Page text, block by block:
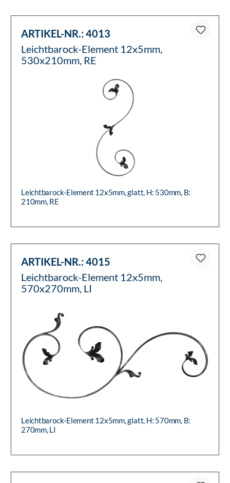
ARTIKEL-NR.:4013
Leichtbarock-Element 12x5mm,
530x210mm, RE
Leichtbarock-Element 12x5mm, glatt, H: 530mm, B:
210mm, RE
ARTIKEL-NR.:4015
Leichtbarock-Element 12x5mm,
570x270mm, LI
Leichtbarock-Element 12x5mm, glatt, H: 570mm, B:
270mm, LI